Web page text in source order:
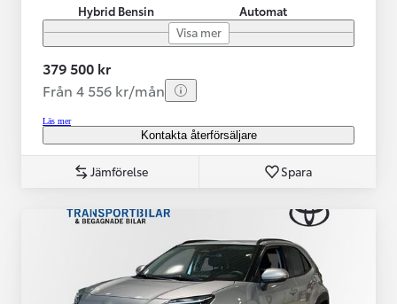
Hybrid Bensin
Automat
Visa mer
379 500 kr
Från 4 556 kr/mån
Läs mer
Kontakta återförsäljare
Jämförelse Spara